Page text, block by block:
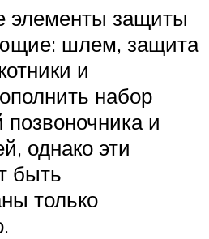
элементы защиты
шлем, защита
и
набор
и
однако эти
быть
только